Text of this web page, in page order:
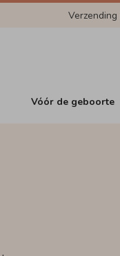
Vóór de geboorte